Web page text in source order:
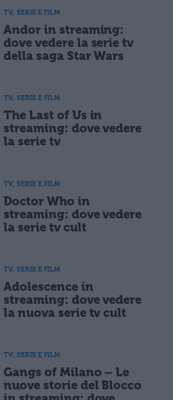
TV, SERIE E FILM
Andor in streaming:
dove vedere la serie tv
della saga Star Wars
TV, SERIE E FILM
The Last of Us in
streaming: dove vedere
la serie tv
TV, SERIE E FILM
Doctor Who in
streaming: dove vedere
la serie tv cult
TV, SERIE E FILM
Adolescence in
streaming: dove vedere
la nuova serie tv cult
TV, SERIE E FILM
Gangs of Milano – Le
nuove storie del Blocco